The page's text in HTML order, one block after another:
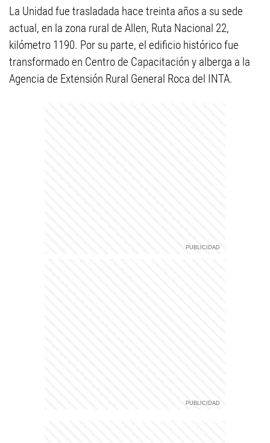
La Unidad fue trasladada hace treinta años a su sede
actual, en la zona rural de Allen, Ruta Nacional 22,
kilómetro 1190. Por su parte, el edificio histórico fue
transformado en Centro de Capacitación y alberga a la
Agencia de Extensión Rural General Roca del INTA.